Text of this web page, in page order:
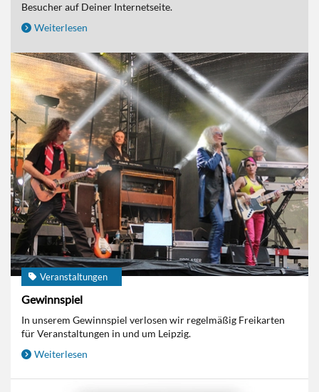
Besucher auf Deiner Internetseite.
Weiterlesen
Veranstaltungen
Gewinnspiel
In unserem Gewinnspiel verlosen wir regelmäßig Freikarten
für Veranstaltungen in und um Leipzig.
Weiterlesen